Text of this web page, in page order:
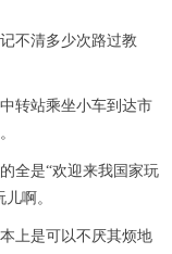
不清多少次路过教
转站乘坐小车到达市
全是“欢迎来我国家玩
啊。
上是可以不厌其烦地